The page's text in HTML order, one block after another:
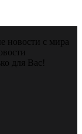
новости с мира
для Вас!